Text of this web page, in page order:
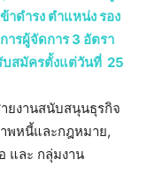
าดำรง ตำแหน่ง รอง
ารผู้จัดการ 3 อัตรา
บสมัครตั้งแต่วันที่ 25
ยงานสนับสนุนธุรกิจ
พหนี้และกฎหมาย,
และ กลุ่มงาน